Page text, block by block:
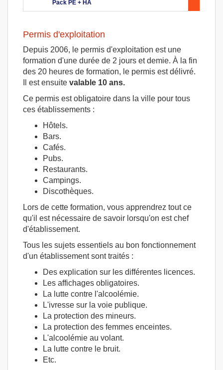
Pack PE + HA
Permis d'exploitation
Depuis 2006, le permis d'exploitation est une
formation d'une durée de 2 jours et demie. À la fin
des 20 heures de formation, le permis est délivré.
Il est ensuite valable 10 ans.
Ce permis est obligatoire dans la ville pour tous
ces établissements :
Hôtels.
Bars.
Cafés.
Pubs.
Restaurants.
Campings.
Discothèques.
Lors de cette formation, vous apprendrez tout ce
qu'il est nécessaire de savoir lorsqu'on est chef
d'établissement.
Tous les sujets essentiels au bon fonctionnement
d'un établissement sont traités :
Des explication sur les différentes licences.
Les affichages obligatoires.
La lutte contre l'alcoolémie.
L'ivresse sur la voie publique.
La protection des mineurs.
La protection des femmes enceintes.
L'alcoolémie au volant.
La lutte contre le bruit.
Etc.